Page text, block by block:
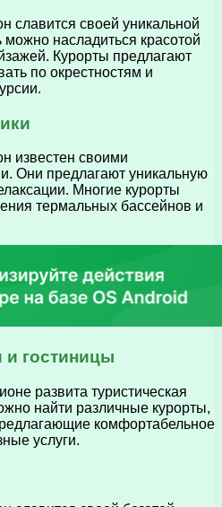
славится своей уникальной
насладиться красотой
Курорты предлагают
по окрестностям и
известен своими
Они предлагают уникальную
Многие курорты
термальных бассейнов и
и гостиницы
развита туристическая
найти различные курорты,
комфортабельное
услуги.